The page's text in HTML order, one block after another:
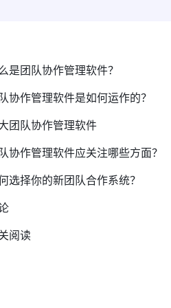
是团队协作管理软件？
协作管理软件是如何运作的？
团队协作管理软件
协作管理软件应关注哪些方面？
选择你的新团队合作系统？
阅读